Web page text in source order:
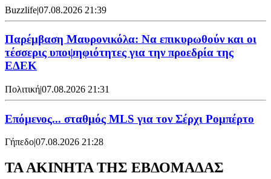
Buzzlife|07.08.2026 21:39
Παρέμβαση Μαυρονικόλα: Να επικυρωθούν και οι
τέσσερις υποψηφιότητες για την προεδρία της
ΕΔΕΚ
Πολιτική|07.08.2026 21:31
Επόμενος... σταθμός MLS για τον Σέρχι Ρομπέρτο
Γήπεδο|07.08.2026 21:28
ΤΑ ΑΚΙΝΗΤΑ ΤΗΣ ΕΒΔΟΜΑΔΑΣ